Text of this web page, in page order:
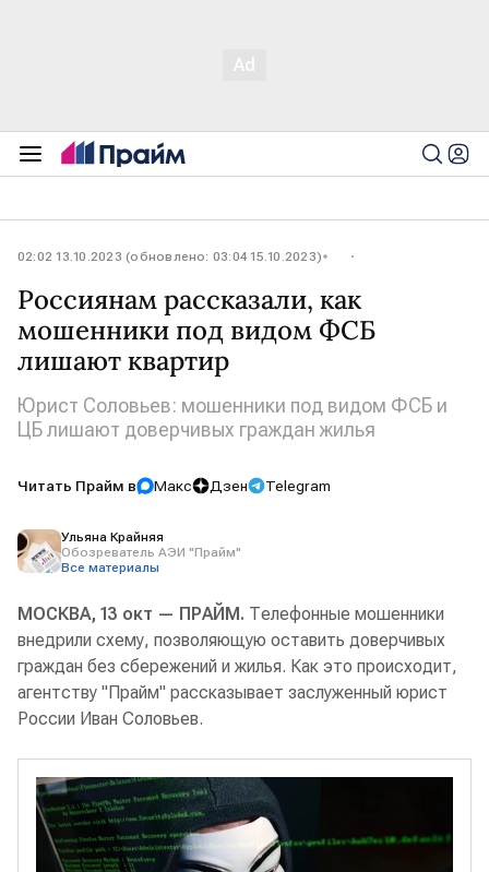
02:02 13.10.2023 (обновлено: 03:04 15.10.2023)
Россиянам рассказали, как
мошенники под видом ФСБ
лишают квартир
Юрист Соловьев: мошенники под видом ФСБ и
ЦБ лишают доверчивых граждан жилья
Читать Прайм в Макс Дзен Telegram
Ульяна Крайняя
Обозреватель АЭИ "Прайм"
Все материалы
МОСКВА, 13 окт — ПРАЙМ. Телефонные мошенники
внедрили схему, позволяющую оставить доверчивых
граждан без сбережений и жилья. Как это происходит,
агентству "Прайм" рассказывает заслуженный юрист
России Иван Соловьев.